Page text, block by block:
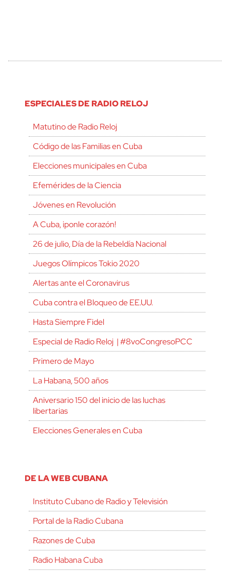
ESPECIALES DE RADIO RELOJ
Matutino de Radio Reloj
Código de las Familias en Cuba
Elecciones municipales en Cuba
Efemérides de la Ciencia
Jóvenes en Revolución
A Cuba, ¡ponle corazón!
26 de julio, Día de la Rebeldía Nacional
Juegos Olímpicos Tokio 2020
Alertas ante el Coronavirus
Cuba contra el Bloqueo de EE.UU.
Hasta Siempre Fidel
Especial de Radio Reloj | #8voCongresoPCC
Primero de Mayo
La Habana, 500 años
Aniversario 150 del inicio de las luchas
libertarias
Elecciones Generales en Cuba
DE LA WEB CUBANA
Instituto Cubano de Radio y Televisión
Portal de la Radio Cubana
Razones de Cuba
Radio Habana Cuba